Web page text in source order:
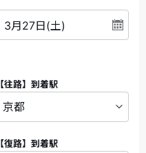
【往路】 到着駅
【復路】 到着駅